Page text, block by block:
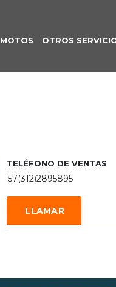
MOTOS OTROS
TELÉFONO DE VENTAS
57(312)2895895
LLAMAR